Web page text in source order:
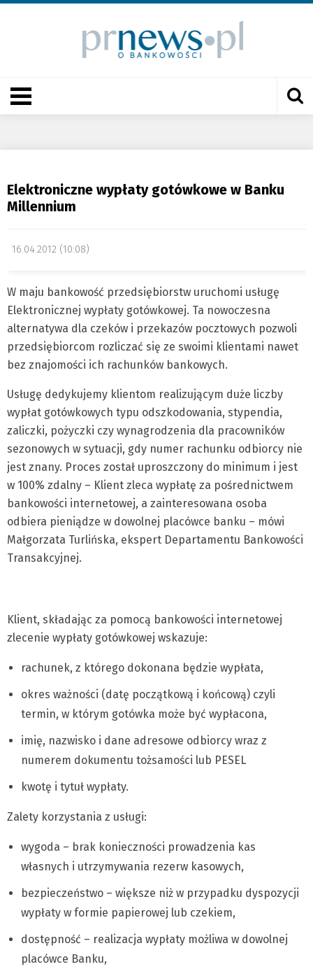
Elektroniczne wypłaty gotówkowe w Banku
Millennium
16.04.2012 (10:08)
W maju bankowość przedsiębiorstw uruchomi usługę
Elektronicznej wypłaty gotówkowej. Ta nowoczesna
alternatywa dla czeków i przekazów pocztowych pozwoli
przedsiębiorcom rozliczać się ze swoimi klientami nawet
bez znajomości ich rachunków bankowych.
Usługę dedykujemy klientom realizującym duże liczby
wypłat gotówkowych typu odszkodowania, stypendia,
zaliczki, pożyczki czy wynagrodzenia dla pracowników
sezonowych w sytuacji, gdy numer rachunku odbiorcy nie
jest znany. Proces został uproszczony do minimum i jest
w 100% zdalny – Klient zleca wypłatę za pośrednictwem
bankowości internetowej, a zainteresowana osoba
odbiera pieniądze w dowolnej placówce banku – mówi
Małgorzata Turlińska, ekspert Departamentu Bankowości
Transakcyjnej.
Klient, składając za pomocą bankowości internetowej
zlecenie wypłaty gotówkowej wskazuje:
rachunek, z którego dokonana będzie wypłata,
okres ważności (datę początkową i końcową) czyli
termin, w którym gotówka może być wypłacona,
imię, nazwisko i dane adresowe odbiorcy wraz z
numerem dokumentu tożsamości lub PESEL
kwotę i tytuł wypłaty.
Zalety korzystania z usługi:
wygoda – brak konieczności prowadzenia kas
własnych i utrzymywania rezerw kasowych,
bezpieczeństwo – większe niż w przypadku dyspozycji
wypłaty w formie papierowej lub czekiem,
dostępność – realizacja wypłaty możliwa w dowolnej
placówce Banku,